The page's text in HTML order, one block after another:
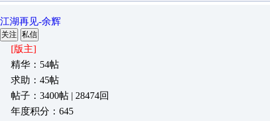
江湖再见-余辉
关注 私信
[版主]
精华：54帖
求助：45帖
帖子：3400帖 | 28474回
年度积分：645